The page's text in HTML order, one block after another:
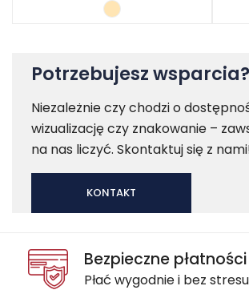
Potrzebujesz wsparcia?
Niezależnie czy chodzi o
wizualizację czy znakowanie –
na nas liczyć. Skontaktuj się z
KONTAKT
Bezpieczne płatności
Płać wygodnie i bez stresu